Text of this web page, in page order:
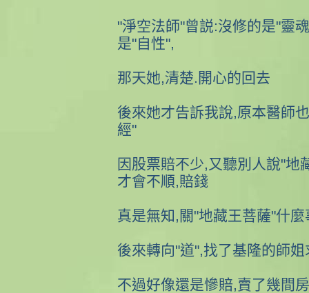
"淨空法師"曾説:沒修的是"靈
是"自性",
那天她,清楚.開心的回去
後來她才告訴我說,原本醫師
經"
因股票賠不少,又聽別人說"地
才會不順,賠錢
真是無知,關"地藏王菩薩"什麼
後來轉向"道",找了基隆的師姐
不過好像還是慘賠,賣了幾間